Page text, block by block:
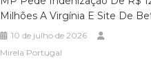
Milhões A Virgínia E Site De
10 de julho de 2026
Mirela Portugal